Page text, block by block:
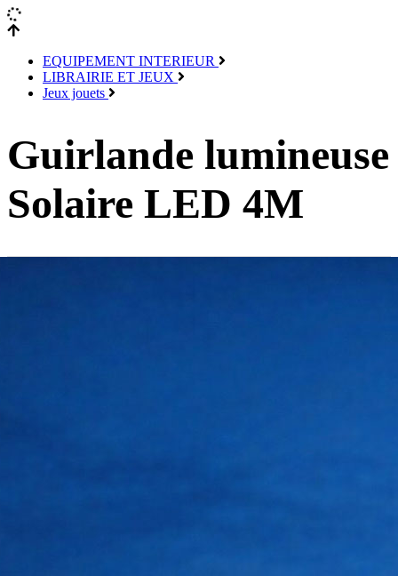
EQUIPEMENT INTERIEUR
LIBRAIRIE ET JEUX
Jeux jouets
Guirlande lumineuse
Solaire LED 4M